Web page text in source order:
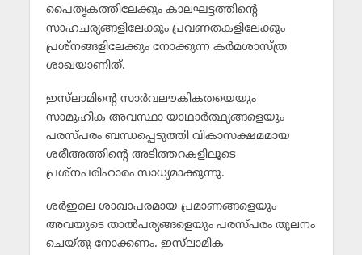
പൈതൃകത്തിലേക്കും കാലഘട്ടത്തിന്റെ
സാഹചര്യങ്ങളിലേക്കും പ്രവണതകളിലേക്കും
പ്രശ്‌നങ്ങളിലേക്കും നോക്കുന്ന കര്‍മശാസ്ത്ര
ശാഖയാണിത്.
ഇസ്‌ലാമിന്റെ സാര്‍വലൗകികതയെയും
സാമൂഹിക അവസ്ഥാ യാഥാര്‍ത്ഥ്യങ്ങളെയും
പരസ്പരം ബന്ധപ്പെടുത്തി വികാസക്ഷമമായ
ശരീഅത്തിന്റെ അടിത്തറകളിലൂടെ
പ്രശ്‌നപരിഹാരം സാധ്യമാക്കുന്നു.
ശര്‍ഇലെ ശാഖാപരമായ പ്രമാണങ്ങളെയും
അവയുടെ താല്‍പര്യങ്ങളെയും പരസ്പരം തുലനം
ചെയ്തു നോക്കണം. ഇസ്‌ലാമിക